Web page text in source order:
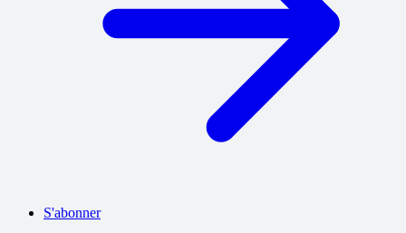
S'abonner